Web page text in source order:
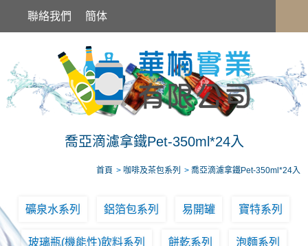
聯絡我們 簡体
喬亞滴濾拿鐵Pet-350ml*24入
首頁 咖啡及茶包系列 喬亞滴濾拿鐵Pet-350ml*24入
礦泉水系列 鋁箔包系列 易開罐 寶特系列
玻璃瓶(機能性)飲料系列 餅乾系列 泡麵系列